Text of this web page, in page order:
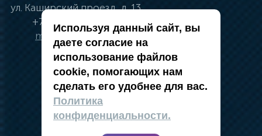
ул. Каширский проезд, д. 13
+7 (495) 134-41-83
moskva@vincci.ru
политика в отношении обработки
персональных данных
публичная оферта
карта сайта
Используя данный сайт, вы
даете согласие на
использование файлов
cookie, помогающих нам
сделать его удобнее для вас.
Политика
конфиденциальности.